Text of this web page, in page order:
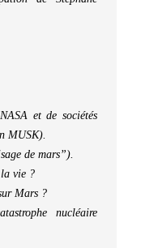
et de sociétés
MUSK).
de mars”).
vie ?
Mars ?
nucléaire